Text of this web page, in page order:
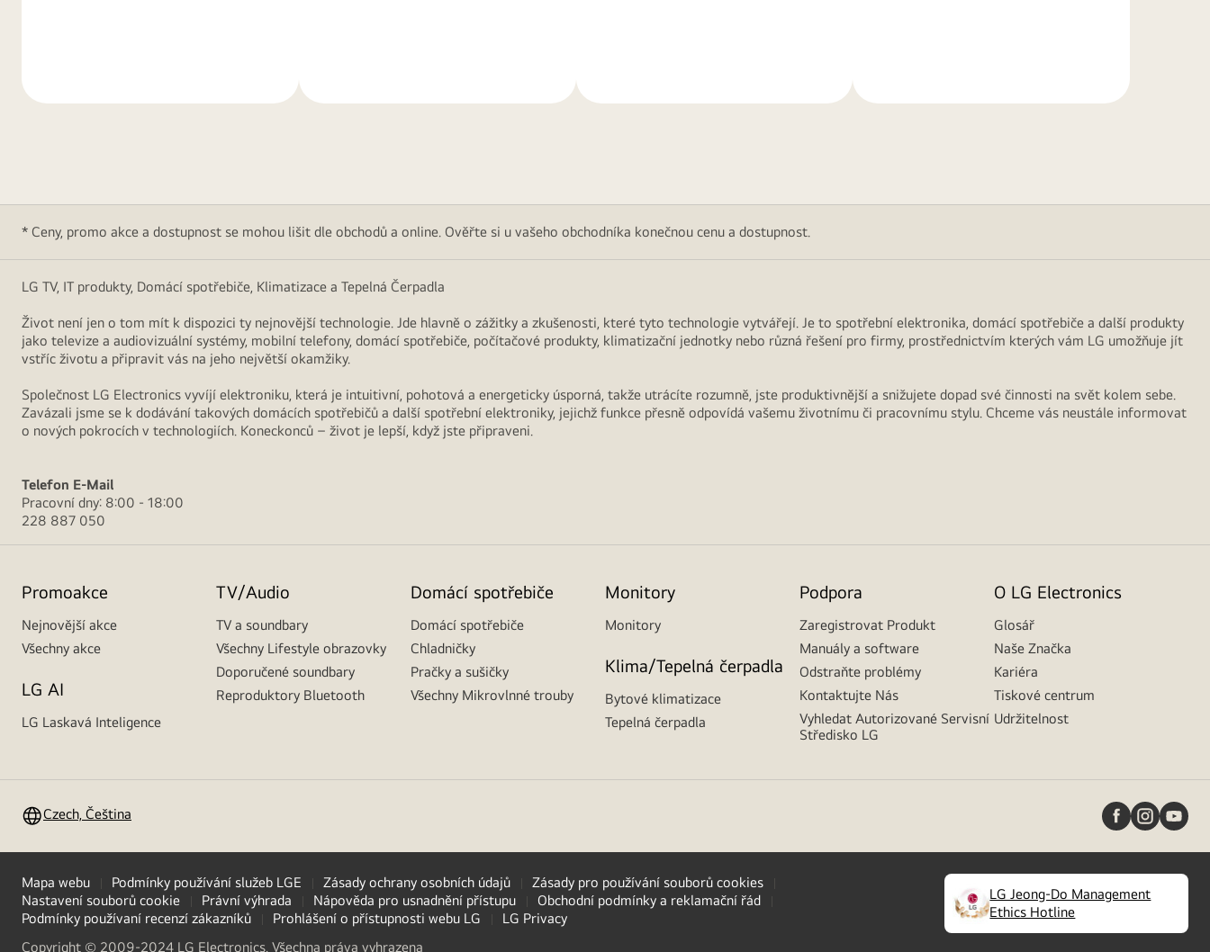
* Ceny, promo akce a dostupnost se mohou lišit dle obchodů a online. Ověřte si u vašeho obchodníka konečnou cenu a dostupnost.
LG TV, IT produkty, Domácí spotřebiče, Klimatizace a Tepelná Čerpadla
Život není jen o tom mít k dispozici ty nejnovější technologie. Jde hlavně o zážitky a zkušenosti, které tyto technologie vytvářejí. Je to spotřební elektronika, domácí spotřebiče a další produkty
jako televize a audiovizuální systémy, mobilní telefony, domácí spotřebiče, počítačové produkty, klimatizační jednotky nebo různá řešení pro firmy, prostřednictvím kterých vám LG umožňuje jít
vstříc životu a připravit vás na jeho největší okamžiky.
Společnost LG Electronics vyvíjí elektroniku, která je intuitivní, pohotová a energeticky úsporná, takže utrácíte rozumně, jste produktivnější a snižujete dopad své činnosti na svět kolem sebe.
Zavázali jsme se k dodávání takových domácích spotřebičů a další spotřební elektroniky, jejichž funkce přesně odpovídá vašemu životnímu či pracovnímu stylu. Chceme vás neustále informovat
o nových pokrocích v technologiích. Koneckonců – život je lepší, když jste připraveni.
Telefon E-Mail
Pracovní dny: 8:00 - 18:00
228 887 050
Promoakce
Nejnovější akce
Všechny akce
LG AI
LG Laskavá Inteligence
TV/Audio
TV a soundbary
Všechny Lifestyle obrazovky
Doporučené soundbary
Reproduktory Bluetooth
Domácí spotřebiče
Domácí spotřebiče
Chladničky
Pračky a sušičky
Všechny Mikrovlnné trouby
Monitory
Monitory
Klima/Tepelná čerpadla
Bytové klimatizace
Tepelná čerpadla
Podpora
Zaregistrovat Produkt
Manuály a software
Odstraňte problémy
Kontaktujte Nás
Vyhledat Autorizované Servisní
Středisko LG
O LG Electronics
Glosář
Naše Značka
Kariéra
Tiskové centrum
Udržitelnost
Czech, Čeština
Mapa webu Podmínky používání služeb LGE Zásady ochrany osobních údajů
Zásady pro používání souborů cookies
Nastavení souborů cookie
Právní výhrada Nápověda pro usnadnění přístupu
Obchodní podmínky a reklamační řád
Podmínky používaní recenzí zákazníků
Prohlášení o přístupnosti webu LG
LG Privacy
Copyright © 2009-2024 LG Electronics. Všechna práva vyhrazena
LG Jeong-Do Management
Ethics Hotline
(opens